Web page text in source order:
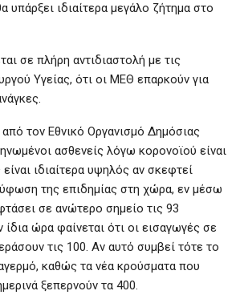
υπάρξει ιδιαίτερα μεγάλο ζήτημα στο
σε πλήρη αντιδιαστολή με τις
Υγείας, ότι οι ΜΕΘ επαρκούν για
τον Εθνικό Οργανισμό Δημόσιας
ασθενείς λόγω κορονοϊού είναι
ιδιαίτερα υψηλός αν σκεφτεί
της επιδημίας στη χώρα, εν μέσω
σε ανώτερο σημείο τις 93
ώρα φαίνεται ότι οι εισαγωγές σε
τις 100. Αν αυτό συμβεί τότε το
καθώς τα νέα κρούσματα που
ξεπερνούν τα 400.